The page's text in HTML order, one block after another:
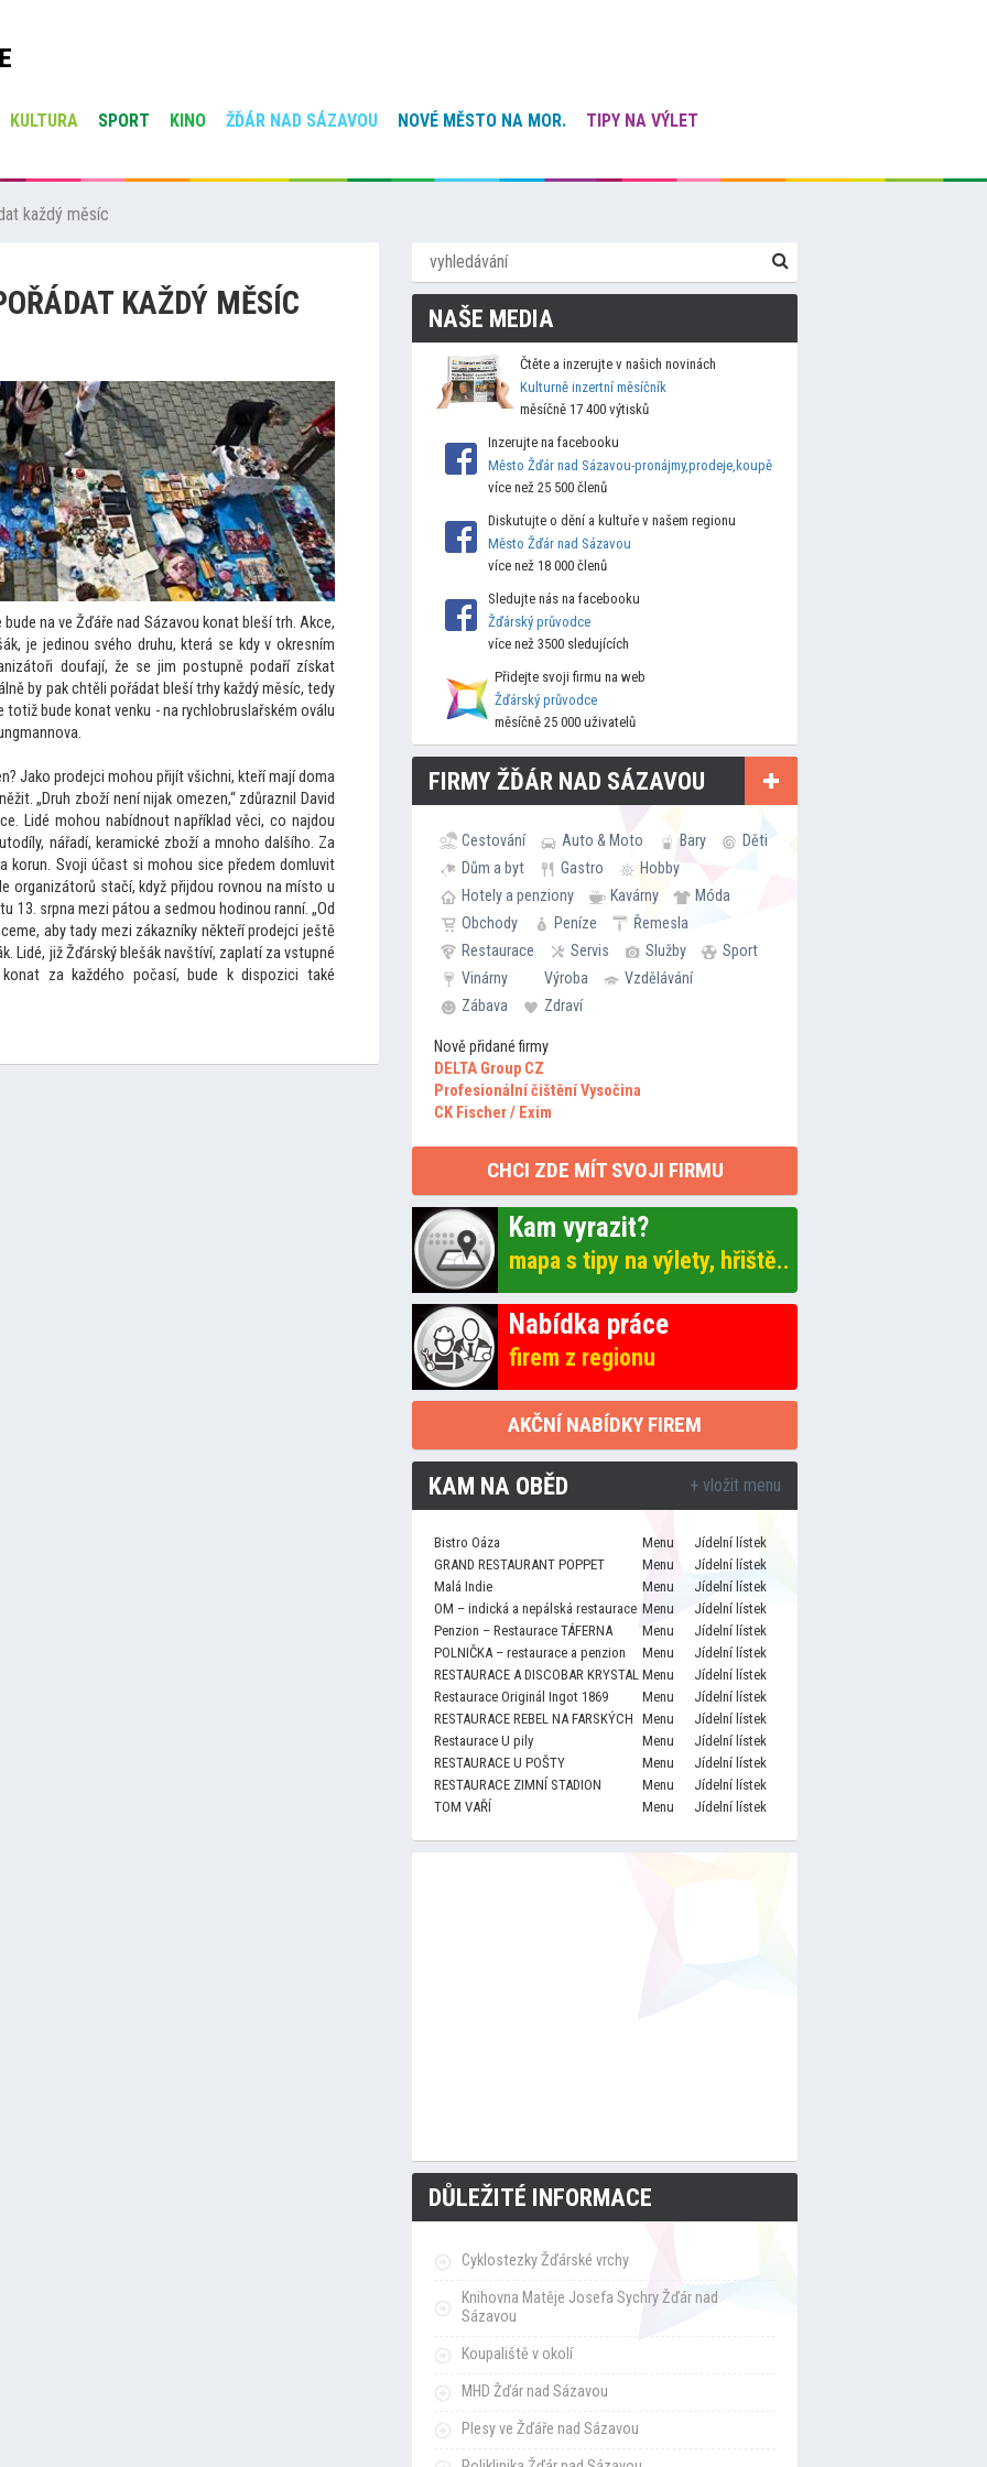
KULTURA SPORT KINO ŽĎÁR NAD SÁZAVOU NOVÉ MĚSTO NA MOR.
TIPY NA VÝLET
každý měsíc
KAŽDÝ MĚSÍC
na ve Žďáře nad Sázavou konat bleší trh. Akce,
je jedinou svého druhu, která se kdy v okresním
toři doufají, že se jim postupně podaří získat
by pak chtěli pořádat bleší trhy každý měsíc, tedy
totiž bude konat venku - na rychlobruslařském oválu
Jako prodejci mohou přijít všichni, kteří mají doma
„Druh zboží není nijak omezen,“ zdůraznil David
Lidé mohou nabídnout například věci, co najdou
todíly, nářadí, keramické zboží a mnoho dalšího. Za
korun. Svoji účast si mohou sice předem domluvit
organizátorů stačí, když přijdou rovnou na místo u
13. srpna mezi pátou a sedmou hodinou ranní. „Od
aby tady mezi zákazníky někteří prodejci ještě
Lidé, již Žďárský blešák navštíví, zaplatí za vstupné
za každého počasí, bude k dispozici také
NAŠE MEDIA
Čtěte a inzerujte v našich novinách
Kulturně inzertní měsíčník
měsíčně 17 400 výtisků
Inzerujte na facebooku
Město Žďár nad Sázavou-pronájmy,prodeje,koupě
více než 25 500 členů
Diskutujte o dění a kultuře v našem regionu
Město Žďár nad Sázavou
více než 18 000 členů
Sledujte nás na facebooku
Žďárský průvodce
více než 3500 sledujících
Přidejte svoji firmu na web
Žďárský průvodce
měsíčně 25 000 uživatelů
FIRMY ŽĎÁR NAD SÁZAVOU
Cestování Auto & Moto Bary
Děti
Dům a byt
Gastro
Hobby
Hotely a penziony
Kavárny
Móda
Obchody
Peníze
Řemesla
Restaurace
Servis Služby
Sport
Vinárny
Výroba
Vzdělávání
Zábava
Zdraví
Nově přidané firmy
DELTA Group CZ
Profesionální čištění Vysočina
CK Fischer / Exim
CHCI ZDE MÍT SVOJI FIRMU
Kam vyrazit?
mapa s tipy na výlety, hřiště..
Nabídka práce
firem z regionu
AKČNÍ NABÍDKY FIREM
KAM NA OBĚD + vložit menu
Bistro Oáza Menu
Jídelní lístek
GRAND RESTAURANT POPPET
Menu
Jídelní lístek
Malá Indie
Menu
Jídelní lístek
OM – indická a nepálská restaurace Menu
Jídelní lístek
Penzion – Restaurace TÁFERNA
Menu
Jídelní lístek
POLNIČKA – restaurace a penzion
Menu
Jídelní lístek
RESTAURACE A DISCOBAR KRYSTAL Menu
Jídelní lístek
Restaurace Originál Ingot 1869
Menu
Jídelní lístek
RESTAURACE REBEL NA FARSKÝCH Menu
Jídelní lístek
Restaurace U pily
Menu
Jídelní lístek
RESTAURACE U POŠTY
Menu
Jídelní lístek
RESTAURACE ZIMNÍ STADION
Menu
Jídelní lístek
TOM VAŘÍ
Menu Jídelní lístek
DŮLEŽITÉ INFORMACE
Cyklostezky Žďárské vrchy
Knihovna Matěje Josefa Sychry Žďár nad
Sázavou
Koupaliště v okolí
MHD Žďár nad Sázavou
Plesy ve Žďáře nad Sázavou